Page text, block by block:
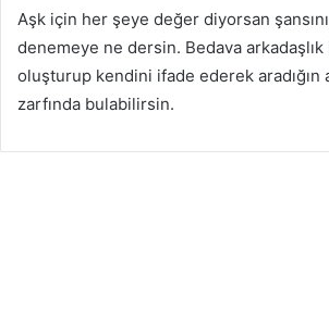
Aşk için her şeye değer diyorsan
denemeye ne dersin. Bedava arkadaşlık
oluşturup kendini ifade ederek aradığın
zarfında bulabilirsin.
k
e
s
i
s
t
r